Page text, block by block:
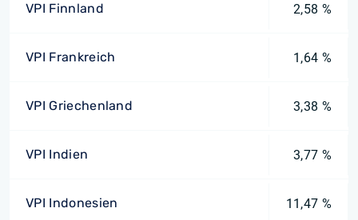
VPI Finnland 2,58 %
VPI Frankreich 1,64 %
VPI Griechenland 3,38 %
VPI Indien 3,77 %
VPI Indonesien 11,47 %